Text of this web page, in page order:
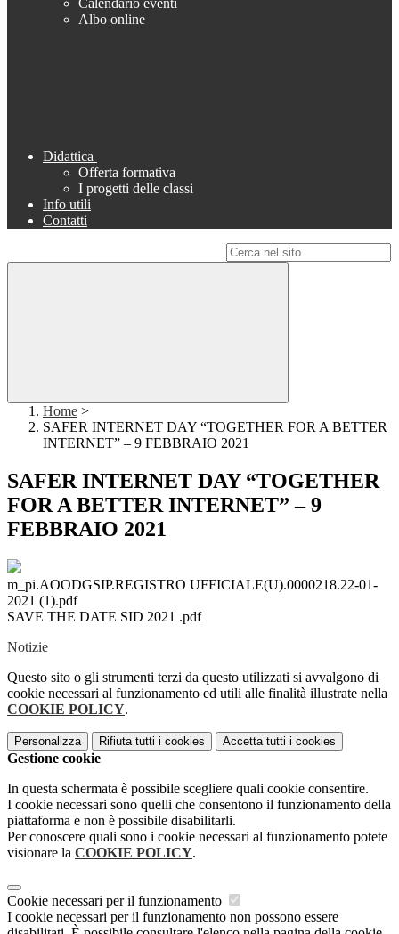
Calendario eventi
Albo online
Didattica
Offerta formativa
I progetti delle classi
Info utili
Contatti
Home >
SAFER INTERNET DAY “TOGETHER FOR A BETTER
INTERNET” – 9 FEBBRAIO 2021
SAFER INTERNET DAY “TOGETHER
FOR A BETTER INTERNET” – 9
FEBBRAIO 2021
m_pi.AOODGSIP.REGISTRO UFFICIALE(U).0000218.22-01-
2021 (1).pdf
SAVE THE DATE SID 2021 .pdf
Notizie
Questo sito o gli strumenti terzi da questo utilizzati si avvalgono di
cookie necessari al funzionamento ed utili alle finalità illustrate nella
COOKIE POLICY.
Personalizza Rifiuta tutti i cookies Accetta tutti i cookies
Gestione cookie
In questa schermata è possibile scegliere quali cookie consentire.
I cookie necessari sono quelli che consentono il funzionamento della
piattaforma e non è possibile disabilitarli.
Per conoscere quali sono i cookie necessari al funzionamento potete
visionare la COOKIE POLICY.
Cookie necessari per il funzionamento
I cookie necessari per il funzionamento non possono essere